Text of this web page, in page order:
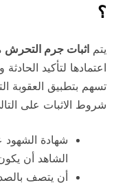
؟
يتم اثبات جرم التحرش
اعتمادها لتأكيد
تسهم بتطبيق العقوبة
شروط الاثبات على
شهادة
الشاهد أن
أن يتصف